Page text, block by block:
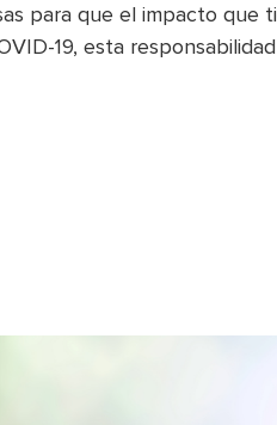
para que el impacto que
19, esta